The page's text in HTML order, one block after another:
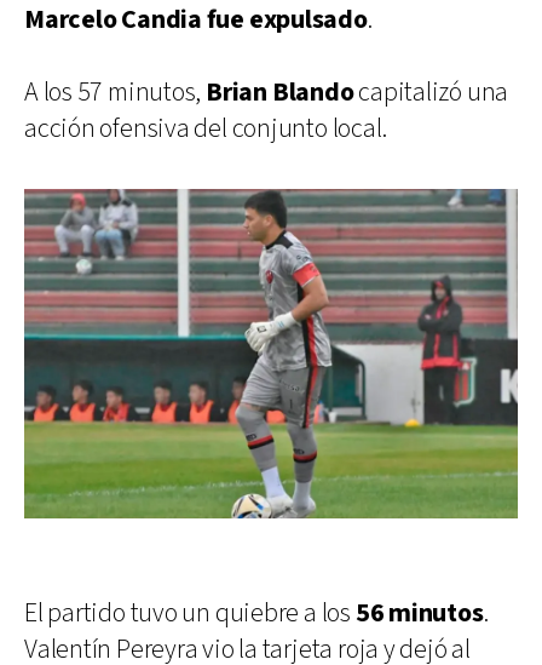
Marcelo Candia fue expulsado.
A los 57 minutos, Brian Blandocapitalizó una
acción ofensiva del conjunto local.
El partido tuvo un quiebre a los 56 minutos.
Valentín Pereyra vio la tarjeta roja y dejó al